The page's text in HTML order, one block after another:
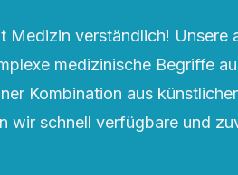
Medizin verständlich! Unsere
medizinische Begriffe
Kombination aus
wir schnell verfügbare und